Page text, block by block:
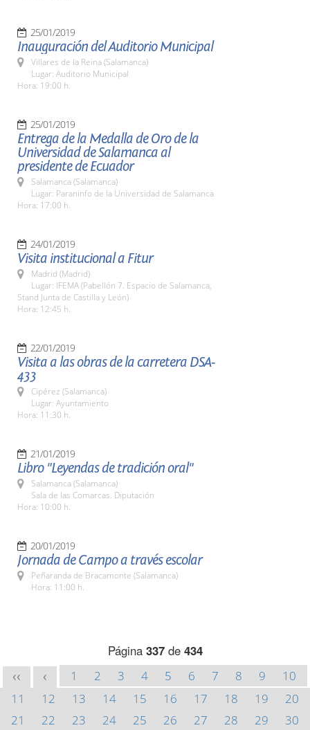
25/01/2019
Inauguración del Auditorio Municipal
Villares de la Reina (Salamanca)
Lugar: Auditorio Municipal
Hora: 19:00 h.
25/01/2019
Entrega de la Medalla de Oro de la
Universidad de Salamanca al
presidente de Ecuador
Salamanca (Salamanca)
Lugar: Paraninfo de la Universidad de Salamanca
Hora: 17:00 h.
24/01/2019
Visita institucional a Fitur
Madrid (Madrid)
Lugar: IFEMA (Pabellón 7. Espacio de Salamanca,
Stand Junta de Castilla y León)
Hora: 12:45 h.
22/01/2019
Visita a las obras de la carretera DSA-
433
Cipérez (Salamanca)
Lugar: Ayuntamiento
Hora: 11:30 h.
21/01/2019
Libro "Leyendas de tradición oral"
Salamanca (Salamanca)
Sala de las Comarcas. Diputación
Hora: 10:00 h.
20/01/2019
Jornada de Campo a través escolar
Peñaranda de Bracamonte (Salamanca)
Hora: 11:00 h.
Página 337de 434
<< < 1 2 3 4 5 6 7 8 9
10
11
12 13 14 15 16 17 18 19
20
21
22 23 24 25 26 27 28 29
30